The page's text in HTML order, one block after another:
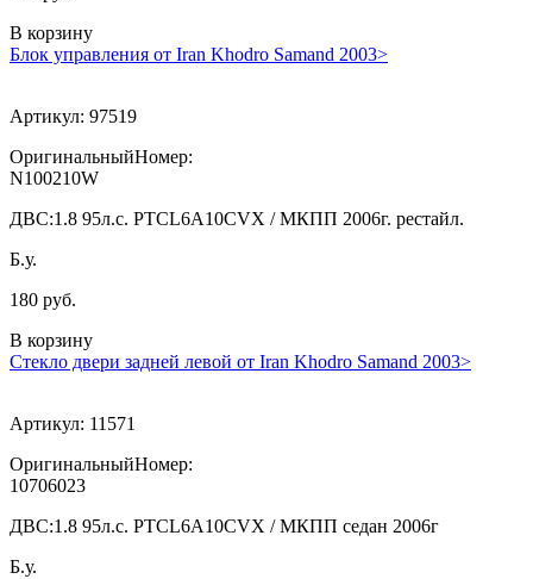
В корзину
Блок управления от Iran Khodro Samand 2003>
Артикул: 97519
ОригинальныйНомер:
N100210W
ДВС:1.8 95л.с. PTCL6A10CVX / МКПП 2006г. рестайл.
Б.у.
180 руб.
В корзину
Стекло двери задней левой от Iran Khodro Samand 2003>
Артикул: 11571
ОригинальныйНомер:
10706023
ДВС:1.8 95л.с. PTCL6A10CVX / МКПП седан 2006г
Б.у.